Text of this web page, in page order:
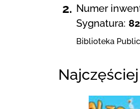
2. Numer
Sygnatura:
Biblioteka